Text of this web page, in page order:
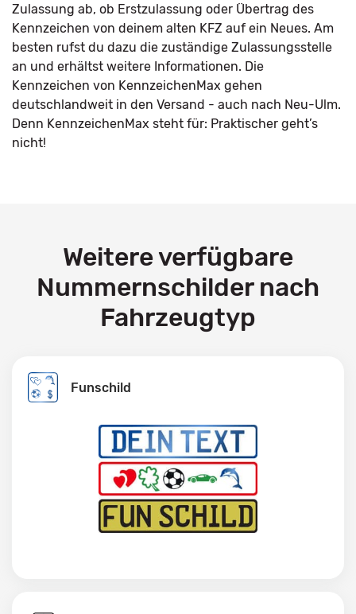
Zulassung ab, ob Erstzulassung oder Übertrag des
Kennzeichen von deinem alten KFZ auf ein Neues. Am
besten rufst du dazu die zuständige Zulassungsstelle
an und erhältst weitere Informationen. Die
Kennzeichen von KennzeichenMax gehen
deutschlandweit in den Versand - auch nach Neu-Ulm.
Denn KennzeichenMax steht für: Praktischer geht’s
nicht!
Weitere verfügbare
Nummernschilder nach
Fahrzeugtyp
Funschild